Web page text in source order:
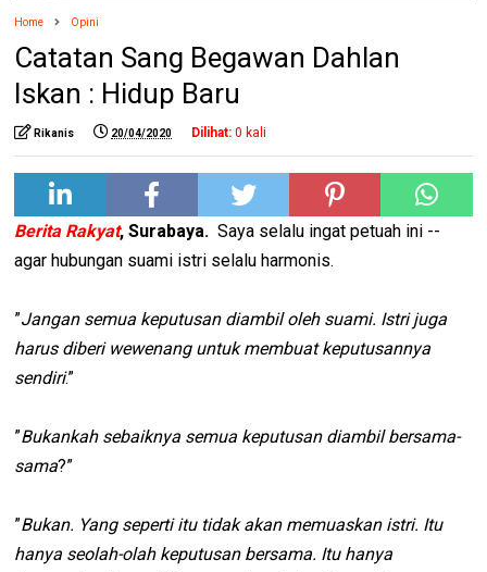
Home Opini
Catatan Sang Begawan Dahlan
Iskan : Hidup Baru
Rikanis 20/04/2020 Dilihat: 0 kali
Berita Rakyat, Surabaya. Saya selalu ingat petuah ini --
agar hubungan suami istri selalu harmonis.
”Jangan semua keputusan diambil oleh suami. Istri juga
harus diberi wewenang untuk membuat keputusannya
sendiri.”
”Bukankah sebaiknya semua keputusan diambil bersama-
sama?”
”Bukan. Yang seperti itu tidak akan memuaskan istri. Itu
hanya seolah-olah keputusan bersama. Itu hanya